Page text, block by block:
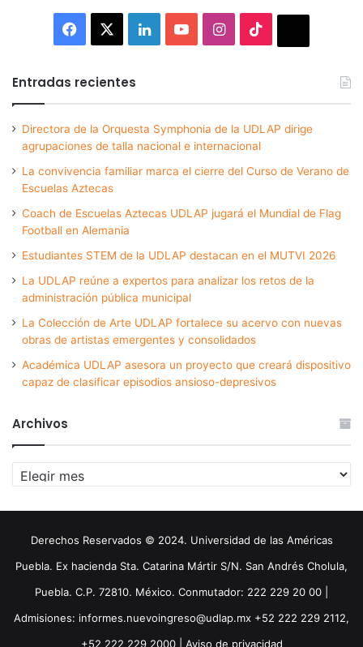
Facebook LinkedInYouTubeInstagram
Entradas recientes
Directora de la Orquesta Symphonia de la UDLAP dirige
agrupaciones de talla nacional e internacional
La convivencia familiar marca el cierre del Curso de Verano de
Escuelas Aztecas
Coach de Escuelas Aztecas UDLAP jugará el Mundial de Flag
Football en Alemania
Estudiantes STEM de la UDLAP destacan en el MUTVI 2026
La UDLAP reúne a expertos para analizar los retos de la
administración pública municipal
La Colección de Arte UDLAP fortalece su acervo con nuevas
obras de artistas emergentes y consolidados
Académica UDLAP asesora un proyecto que creará dispositivo
capaz de clasificar episodios ansioso-depresivos
Archivos
Archivos
Derechos Reservados © 2024. Universidad de las Américas
Puebla. Ex hacienda Sta. Catarina Mártir S/N. San Andrés Cholula,
Puebla. C.P. 72810. México. Conmutador: 222 229 20 00 |
Admisiones: informes.nuevoingreso@udlap.mx +52 222 229 2112,
+52 222 229 2000 | Aviso de privacidad